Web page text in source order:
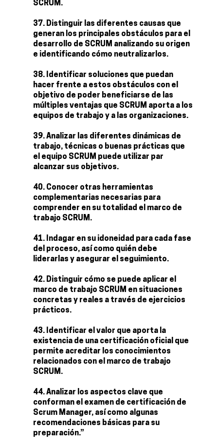
SCRUM.
Distinguir las diferentes causas que
generan los principales obstáculos para el
desarrollo de SCRUM analizando su origen
e identificando cómo neutralizarlos.
Identificar soluciones que puedan
hacer frente a estos obstáculos con el
objetivo de poder beneficiarse de las
múltiples ventajas que SCRUM aporta a los
equipos de trabajo y a las organizaciones.
Analizar las diferentes dinámicas de
trabajo, técnicas o buenas prácticas que
el equipo SCRUM puede utilizar par
alcanzar sus objetivos.
Conocer otras herramientas
complementarias necesarias para
comprender en su totalidad el marco de
trabajo SCRUM.
Indagar en su idoneidad para cada fase
del proceso, así como quién debe
liderarlas y asegurar el seguimiento.
Distinguir cómo se puede aplicar el
marco de trabajo SCRUM en situaciones
concretas y reales a través de ejercicios
prácticos.
Identificar el valor que aporta la
existencia de una certificación oficial que
permite acreditar los conocimientos
relacionados con el marco de trabajo
SCRUM.
Analizar los aspectos clave que
conforman el examen de certificación de
Scrum Manager, así como algunas
recomendaciones básicas para su
preparación.”